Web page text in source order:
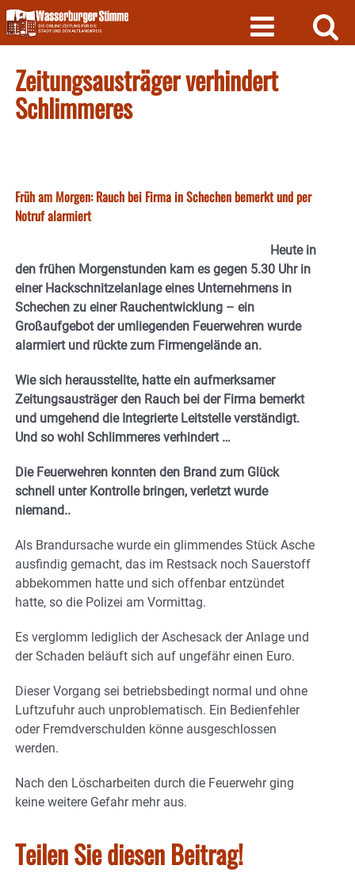
Skip
to
content
Zeitungsausträger verhindert
Schlimmeres
Früh am Morgen: Rauch bei Firma in Schechen bemerkt und per
Notruf alarmiert
Heute in
den frühen Morgenstunden kam es gegen 5.30 Uhr in
einer Hackschnitzelanlage eines Unternehmens in
Schechen zu einer Rauchentwicklung – ein
Großaufgebot der umliegenden Feuerwehren wurde
alarmiert und rückte zum Firmengelände an.
Wie sich herausstellte, hatte ein aufmerksamer
Zeitungsausträger den Rauch bei der Firma bemerkt
und umgehend die Integrierte Leitstelle verständigt.
Und so wohl Schlimmeres verhindert …
Die Feuerwehren konnten den Brand zum Glück
schnell unter Kontrolle bringen, verletzt wurde
niemand..
Als Brandursache wurde ein glimmendes Stück Asche
ausfindig gemacht, das im Restsack noch Sauerstoff
abbekommen hatte und sich offenbar entzündet
hatte, so die Polizei am Vormittag.
Es verglomm lediglich der Aschesack der Anlage und
der Schaden beläuft sich auf ungefähr einen Euro.
Dieser Vorgang sei betriebsbedingt normal und ohne
Luftzufuhr auch unproblematisch. Ein Bedienfehler
oder Fremdverschulden könne ausgeschlossen
werden.
Nach den Löscharbeiten durch die Feuerwehr ging
keine weitere Gefahr mehr aus.
Teilen Sie diesen Beitrag!